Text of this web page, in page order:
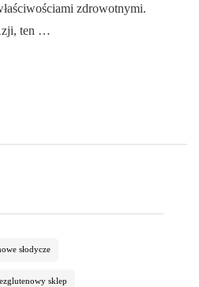
zdrowotnymi.
ten …
słodycze
sklep